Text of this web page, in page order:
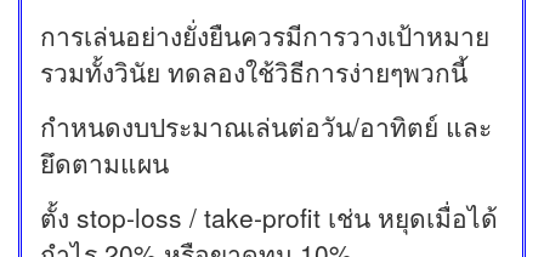
การเล่นอย่างยั่งยืนควรมีการวางเป้าหมาย
รวมทั้งวินัย ทดลองใช้วิธีการง่ายๆพวกนี้
กำหนดงบประมาณเล่นต่อวัน/อาทิตย์ และ
ยึดตามแผน
ตั้ง stop-loss / take-profit เช่น หยุดเมื่อได้